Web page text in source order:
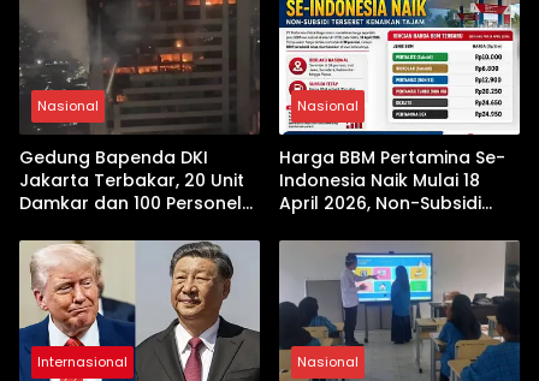
Nasional
Gedung Bapenda DKI
Jakarta Terbakar, 20 Unit
Damkar dan 100 Personel
Nasional
Harga BBM Pertamina Se-
Indonesia Naik Mulai 18
April 2026, Non-Subsidi
Internasional Nasional